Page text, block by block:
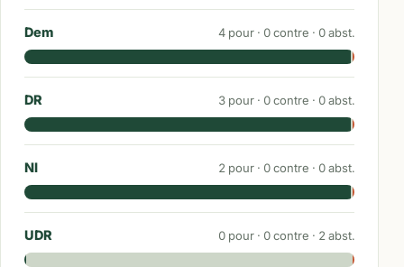
Dem 4 pour · 0contre · 0abst.
DR 3 pour · 0contre · 0abst.
NI 2 pour · 0contre · 0abst.
UDR 0 pour · 0contre · 2 abst.